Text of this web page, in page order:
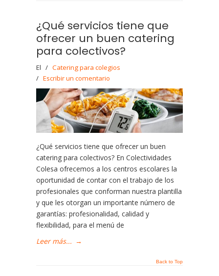
¿Qué servicios tiene que
ofrecer un buen catering
para colectivos?
El / Catering para colegios
/ Escribir un comentario
¿Qué servicios tiene que ofrecer un buen
catering para colectivos? En Colectividades
Colesa ofrecemos a los centros escolares la
oportunidad de contar con el trabajo de los
profesionales que conforman nuestra plantilla
y que les otorgan un importante número de
garantías: profesionalidad, calidad y
flexibilidad, para el menú de
Leer más... →
Back to Top